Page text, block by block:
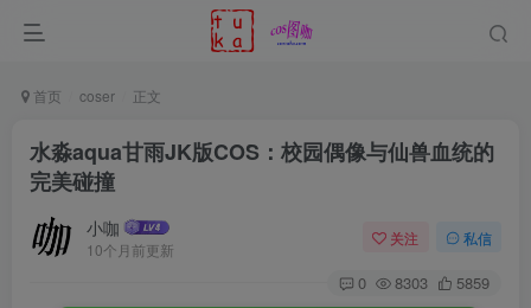
首页 coser 正文
水淼aqua甘雨JK版COS：校园偶像与仙兽血统的
完美碰撞
小咖
10个月前更新
关注 私信
0 8303 5859